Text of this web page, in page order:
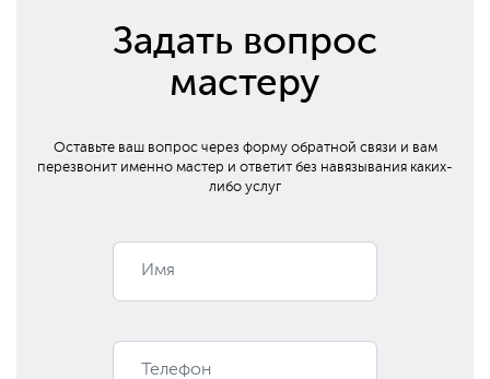
Задать вопрос
мастеру
Оставьте ваш вопрос через форму обратной связи и вам
перезвонит именно мастер и ответит без навязывания каких-
либо услуг